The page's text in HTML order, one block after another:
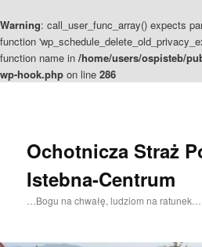
Warning: call_user_func_array() expects
function
function name in /home/users/ospisteb/
wp-hook.php on line 286
Ochotnicza Straż
Istebna-Centrum
…Bogu na chwałę, ludziom na ratunek….